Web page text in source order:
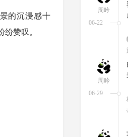
的沉浸感十
赞叹。
06-29
周吟
06-25
周吟